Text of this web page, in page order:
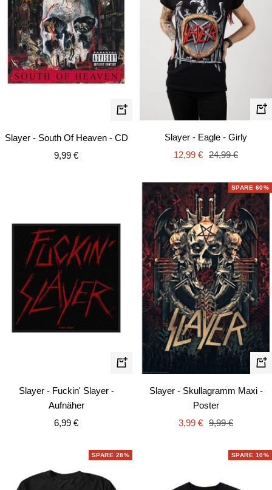
In
Slayer - South Of Heaven - CD
Angebotspreis
9,99 €
Slayer - Eagle - Girly
Angebotspreis
12,99 € Regulärer
24,99 €
In
Slayer - Fuckin' Slayer -
Aufnäher
Angebotspreis
6,99 €
SPARE 60%
In
Slayer - Skullagramm Maxi -
Poster
Angebotspreis
3,99 € Regulärer
9,99 €
SPARE 28% SPARE 10%